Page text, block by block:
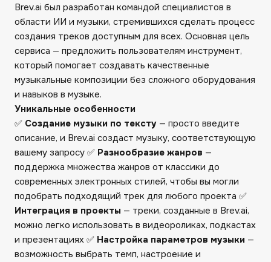
Brev.ai был разработан командой специалистов в
области ИИ и музыки, стремившихся сделать процесс
создания треков доступным для всех. Основная цель
сервиса — предложить пользователям инструмент,
который помогает создавать качественные
музыкальные композиции без сложного оборудования
и навыков в музыке.
Уникальные особенности
✅ Создание музыки по тексту — просто введите
описание, и Brev.ai создаст музыку, соответствующую
вашему запросу ✅ Разнообразие жанров —
поддержка множества жанров от классики до
современных электронных стилей, чтобы вы могли
подобрать подходящий трек для любого проекта ✅
Интеграция в проекты — треки, созданные в Brev.ai,
можно легко использовать в видеороликах, подкастах
и презентациях ✅ Настройка параметров музыки —
возможность выбрать темп, настроение и